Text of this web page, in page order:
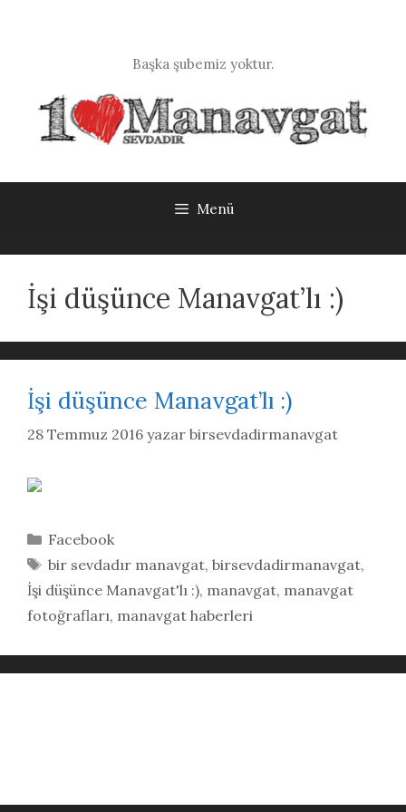
Başka şubemiz yoktur.
Menü
İşi düşünce Manavgat’lı :)
İşi düşünce Manavgat’lı :)
28 Temmuz 2016 yazar birsevdadirmanavgat
Kategoriler
Facebook
Etiketler
bir sevdadır manavgat, birsevdadirmanavgat,
İşi düşünce Manavgat'lı :), manavgat, manavgat
fotoğrafları, manavgat haberleri